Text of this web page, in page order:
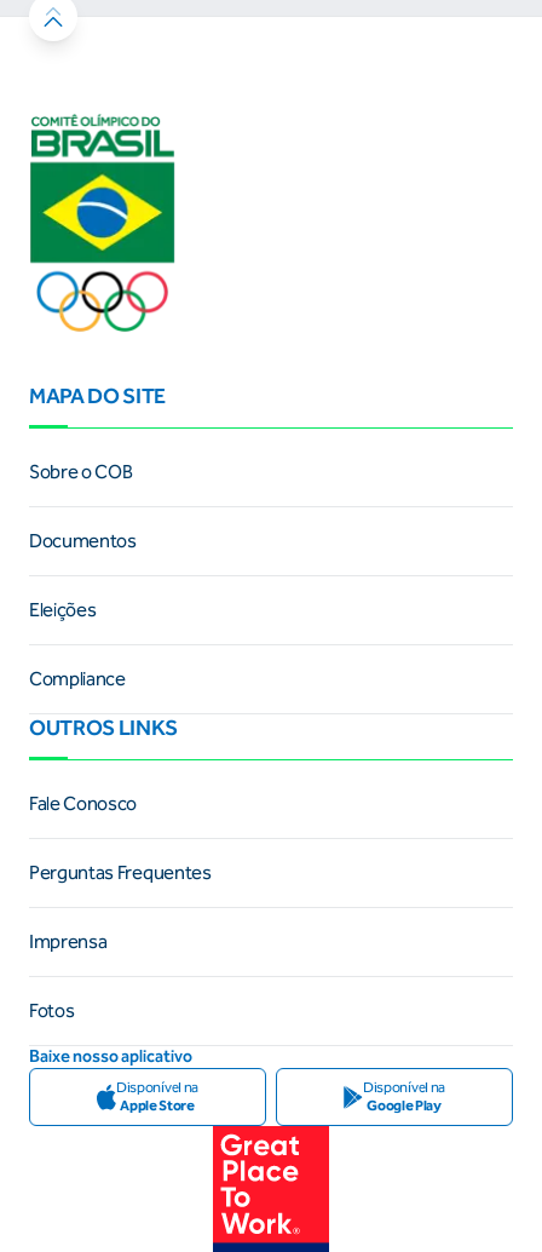
MAPA DO SITE
Sobre o COB
Documentos
Eleições
Compliance
OUTROS LINKS
Fale Conosco
Perguntas Frequentes
Imprensa
Fotos
Baixe nosso aplicativo
Disponível na
Apple Store
Disponível na
Google Play